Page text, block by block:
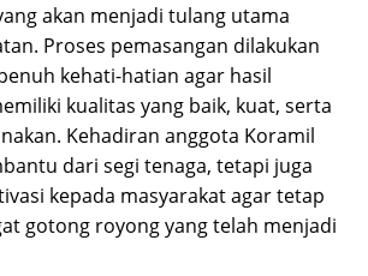
akan menjadi tulang utama
Proses pemasangan dilakukan
kehati-hatian agar hasil
kualitas yang baik, kuat, serta
Kehadiran anggota Koramil
dari segi tenaga, tetapi juga
kepada masyarakat agar tetap
gotong royong yang telah menjadi